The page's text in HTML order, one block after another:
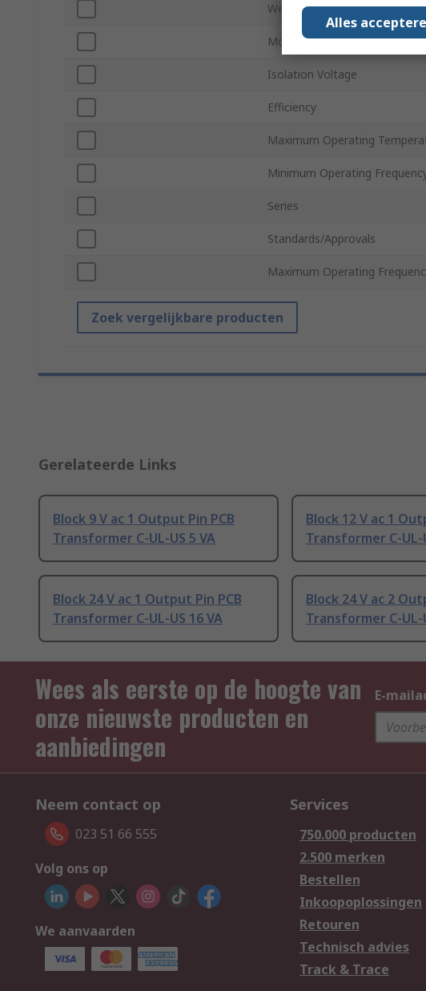
Weight
Mount Type
Isolation Voltage
Efficiency
Maximum Operating
Minimum Operating
Series
Standards/Approvals
Maximum Operating
Zoek vergelijkbare producten
Gerelateerde Links
Block 9 V ac 1 Output Pin PCB
Transformer C-UL-US 5 VA
Block 12 V ac 1
Transformer C-UL-
Block 24 V ac 1 Output Pin PCB
Transformer C-UL-US 16 VA
Block 24 V ac 2
Transformer C-UL-
Wees als eerste op de hoogte van
onze nieuwste producten en
aanbiedingen
E-
Neem contact op
023 51 66 555
Volg ons op
We aanvaarden
Services
750.000 producten
2.500 merken
Bestellen
Inkoopoplossingen
Retouren
Technisch advies
Track & Trace
Alles